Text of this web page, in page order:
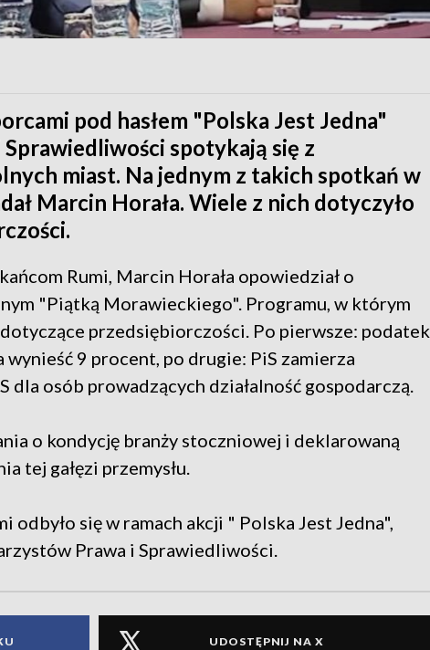
pod hasłem "Polska Jest Jedna"
spotykają się z
miast. Na jednym z takich spotkań w
Marcin Horała. Wiele z nich dotyczyło
Rumi, Marcin Horała opowiedział o
"Piątką Morawieckiego". Programu, w którym
przedsiębiorczości. Po pierwsze: podatek
wynieść 9 procent, po drugie: PiS zamierza
dla osób prowadzących działalność gospodarczą.
o kondycję branży stoczniowej i deklarowaną
tej gałęzi przemysłu.
odbyło się w ramach akcji " Polska Jest Jedna",
Prawa i Sprawiedliwości.
UDOSTĘPNIJ NA X